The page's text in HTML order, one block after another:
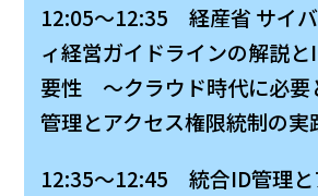
12:05～12:35 経産省 サイ
ィ経営ガイドラインの解説
要性 ～クラウド時代に必要
管理とアクセス権限統制の実
12:35～12:45 統合ID管理と